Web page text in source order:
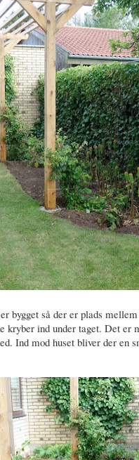
bygget så der er plads
kryber ind under taget. Det er
Ind mod huset bliver der en